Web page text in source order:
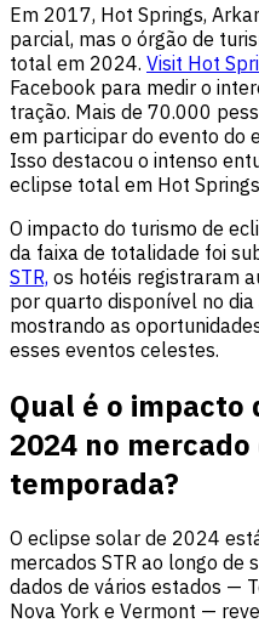
Em 2017, Hot Springs,
parcial, mas o órgão de
total em 2024. Visit Hot
Facebook para medir o
tração. Mais de 70.000
em participar do evento do
Isso destacou o intenso
eclipse total em Hot
O impacto do turismo de
da faixa de totalidade foi
STR, os hotéis registraram
por quarto disponível no
mostrando as
esses eventos celestes.
Qual é o impacto
2024 no
temporada?
O eclipse solar de 2024
mercados STR ao longo de
dados de vários estados —
Nova York e Vermont —